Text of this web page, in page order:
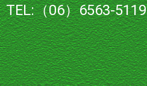
TEL:（06）6563-5119